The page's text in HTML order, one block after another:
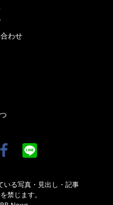
わせ
いる写真・見出し・記事
禁じます。